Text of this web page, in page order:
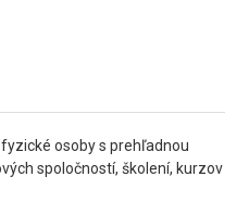
osoby s prehľadnou
spoločností, školení, kurzov